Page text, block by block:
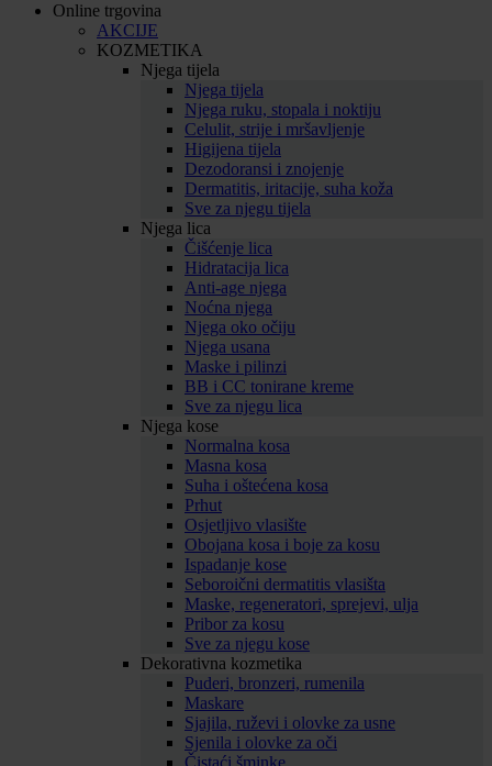
Online trgovina
AKCIJE
KOZMETIKA
Njega tijela
Njega tijela
Njega ruku, stopala i noktiju
Celulit, strije i mršavljenje
Higijena tijela
Dezodoransi i znojenje
Dermatitis, iritacije, suha koža
Sve za njegu tijela
Njega lica
Čišćenje lica
Hidratacija lica
Anti-age njega
Noćna njega
Njega oko očiju
Njega usana
Maske i pilinzi
BB i CC tonirane kreme
Sve za njegu lica
Njega kose
Normalna kosa
Masna kosa
Suha i oštećena kosa
Prhut
Osjetljivo vlasište
Obojana kosa i boje za kosu
Ispadanje kose
Seboroični dermatitis vlasišta
Maske, regeneratori, sprejevi, ulja
Pribor za kosu
Sve za njegu kose
Dekorativna kozmetika
Puderi, bronzeri, rumenila
Maskare
Sjajila, ruževi i olovke za usne
Sjenila i olovke za oči
Čistaći šminke